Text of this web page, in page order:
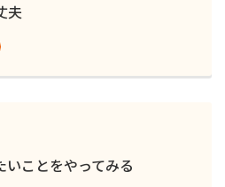
夫
いことをやってみる